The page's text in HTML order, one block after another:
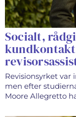
Socialt,
kundkontakt
Revisionsyrket var
men efter
Moore Allegretto